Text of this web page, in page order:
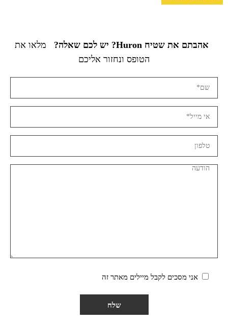
אהבתם את שטיח Huron? יש לכם שאלה?
מלאו את
הטופס ונחזור אליכם
אני מסכים לקבל מיילים מאתר זה